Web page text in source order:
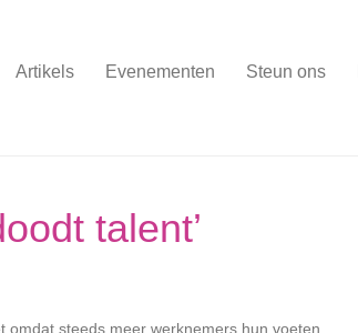
Artikels Evenementen Steun ons
talent’
omdat steeds meer werknemers hun voeten